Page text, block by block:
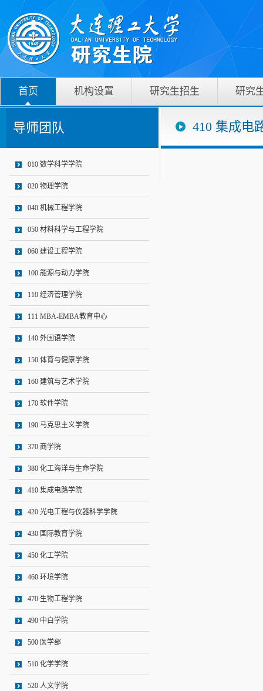
首页 机构设置 研究生招生 研究
导师团队
010 数学科学学院
020 物理学院
040 机械工程学院
050 材料科学与工程学院
060 建设工程学院
100 能源与动力学院
110 经济管理学院
111 MBA-EMBA教育中心
140 外国语学院
150 体育与健康学院
160 建筑与艺术学院
170 软件学院
190 马克思主义学院
370 商学院
380 化工海洋与生命学院
410 集成电路学院
420 光电工程与仪器科学学院
430 国际教育学院
450 化工学院
460 环境学院
470 生物工程学院
490 中白学院
500 医学部
510 化学学院
520 人文学院
410 集成电